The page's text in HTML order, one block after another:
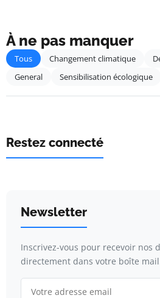
À ne pas manquer
Tous Changement climatique
General
Sensibilisation écologique
Restez connecté
Newsletter
Inscrivez-vous pour recevoir nos
directement dans votre boîte